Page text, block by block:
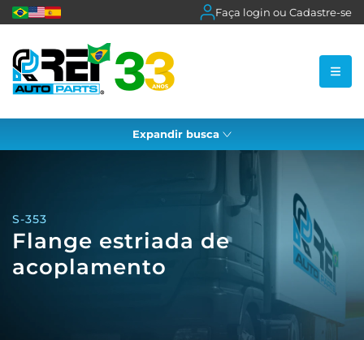
Faça login ou Cadastre-se
Expandir busca
S-353
Flange estriada de
acoplamento